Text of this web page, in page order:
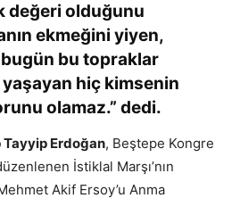
değeri olduğunu
ekmeğini yiyen,
bugün bu topraklar
hiç kimsenin
olamaz.” dedi.
Tayyip Erdoğan, Beştepe Kongre
İstiklal Marşı’nın
Akif Ersoy’u Anma